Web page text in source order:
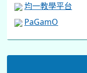
均一教學平台
PaGamO
:::